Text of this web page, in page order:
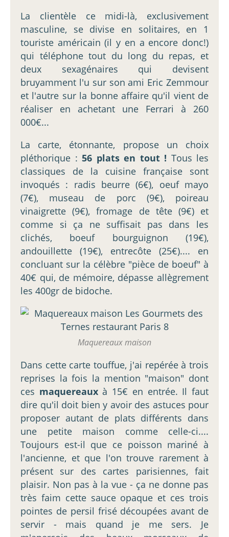
La clientèle ce midi-là, exclusivement
masculine, se divise en solitaires, en 1
touriste américain (il y en a encore donc!)
qui téléphone tout du long du repas, et
deux sexagénaires qui devisent
bruyamment l'u sur son ami Eric Zemmour
et l'autre sur la bonne affaire qu'il vient de
réaliser en achetant une Ferrari à 260
000€...
La carte, étonnante, propose un choix
pléthorique : 56 plats en tout ! Tous les
classiques de la cuisine française sont
invoqués : radis beurre (6€), oeuf mayo
(7€), museau de porc (9€), poireau
vinaigrette (9€), fromage de tête (9€) et
comme si ça ne suffisait pas dans les
clichés, boeuf bourguignon (19€),
andouillette (19€), entrecôte (25€).... en
concluant sur la célèbre "pièce de boeuf" à
40€ qui, de mémoire, dépasse allègrement
les 400gr de bidoche.
Maquereaux maison
Dans cette carte touffue, j'ai repérée à trois
reprises la fois la mention "maison" dont
ces maquereauxà 15€ en entrée. Il faut
dire qu'il doit bien y avoir des astuces pour
proposer autant de plats différents dans
une petite maison comme celle-ci....
Toujours est-il que ce poisson mariné à
l'ancienne, et que l'on trouve rarement à
présent sur des cartes parisiennes, fait
plaisir. Non pas à la vue - ça ne donne pas
très faim cette sauce opaque et ces trois
pointes de persil frisé découpées avant de
servir - mais quand je me sers. Je